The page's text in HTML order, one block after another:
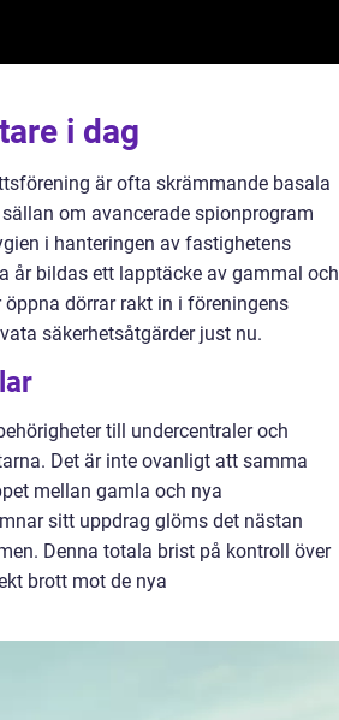
i dag
är ofta skrämmande basala
om avancerade spionprogram
i hanteringen av fastighetens
år bildas ett lapptäcke av gammal och
dörrar rakt in i föreningens
säkerhetsåtgärder just nu.
till undercentraler och
Det är inte ovanligt att samma
mellan gamla och nya
sitt uppdrag glöms det nästan
Denna totala brist på kontroll över
brott mot de nya